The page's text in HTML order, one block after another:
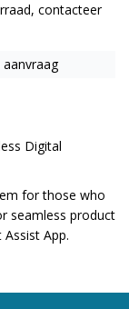
contacteer
Digital
for those who
seamless product
App.